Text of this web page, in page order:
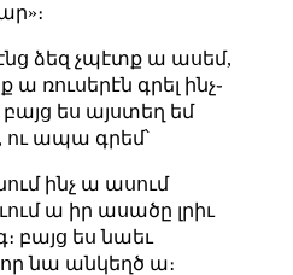
ձեզ չպէտք ա ասեմ,
ռուսերէն գրել ինչ֊
բայց ես այստեղ եմ
ու ապա գրեմ՝
ինչ ա ասում
ա իր ասածը լրիւ
բայց ես նաեւ
նա անկեղծ ա։